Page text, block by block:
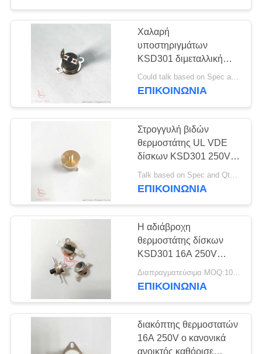
Χαλαρή
υποστηριγμάτων
KSD301 διμεταλλική
αιφνιδιαστική δίσκων
βισμουθίου μετάλλων
διακοπτών φαινολική
Could talk based on Spec and Qty. MOQ:1000pcs, θα μπορούσε να υποστηρίξει το πειραματικό τρέξιμο Qty.
ΕΠΙΚΟΙΝΩΝΊΑ
Στρογγυλή βιδών
θερμοστάτης UL VDE
δίσκων KSD301 250V
10A χαλκού επικεφαλής
διμεταλλική
ΕΠΙΚΟΙΝΩΝΊΑ
Η αδιάβροχη
θερμοστάτης δίσκων
KSD301 16A 250V
διμεταλλική για το
ψυγείο ξεπαγώνει τη
ΕΠΙΚΟΙΝΩΝΊΑ
διακόπτης θερμοστατών
16A 250V ο κανονικά
ανοικτός καθόρισε